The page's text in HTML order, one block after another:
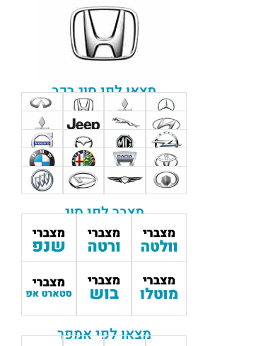
מצאו לפי סוג רכב
מצבר לפי סוג
מצאו לפי אמפר